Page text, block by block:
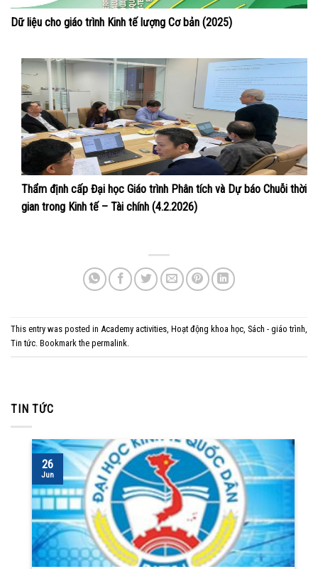
Dữ liệu cho giáo trình Kinh tế lượng Cơ bản (2025)
Thẩm định cấp Đại học Giáo trình Phân tích và Dự báo Chuỗi thời
gian trong Kinh tế – Tài chính (4.2.2026)
This entry was posted in Academy activities, Hoạt động khoa học, Sách - giáo trình,
Tin tức. Bookmark the permalink.
TIN TỨC
26
Jun